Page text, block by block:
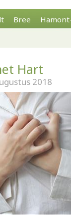
Bree
Hart
2018